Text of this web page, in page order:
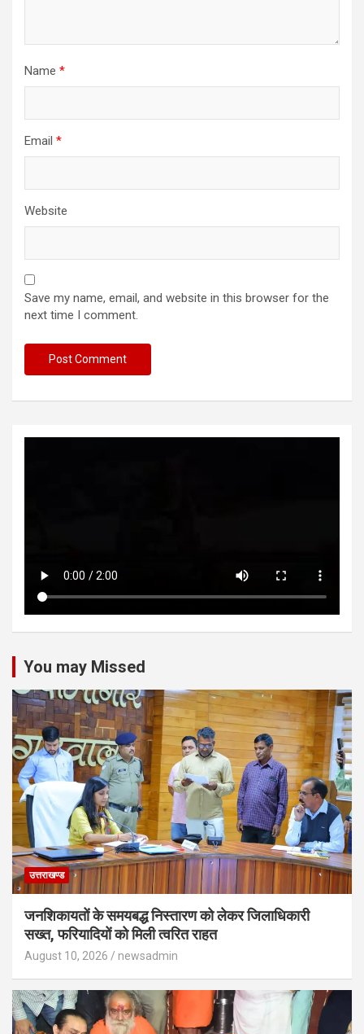
Name *
Email *
Website
Save my name, email, and website in this browser for the
next time I comment.
You may Missed
उत्तराखण्ड
जनशिकायतों के समयबद्ध निस्तारण को लेकर जिलाधिकारी
सख्त, फरियादियों को मिली त्वरित राहत
August 10, 2026 newsadmin